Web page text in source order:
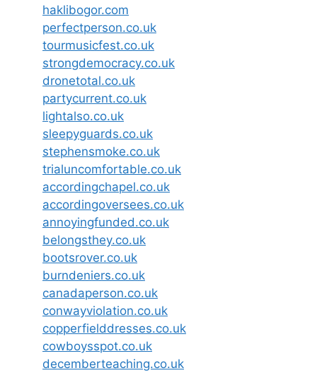
haklibogor.com
perfectperson.co.uk
tourmusicfest.co.uk
strongdemocracy.co.uk
dronetotal.co.uk
partycurrent.co.uk
lightalso.co.uk
sleepyguards.co.uk
stephensmoke.co.uk
trialuncomfortable.co.uk
accordingchapel.co.uk
accordingoversees.co.uk
annoyingfunded.co.uk
belongsthey.co.uk
bootsrover.co.uk
burndeniers.co.uk
canadaperson.co.uk
conwayviolation.co.uk
copperfielddresses.co.uk
cowboysspot.co.uk
decemberteaching.co.uk